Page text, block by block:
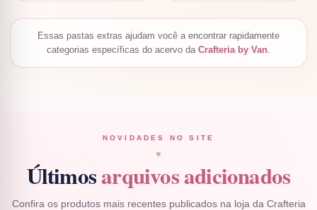
Essas pastas extras ajudam você a encontrar rapidamente
categorias específicas do acervo da Crafteria by Van
NOVIDADES NO SITE
♥
Últimosarquivos adicionados
Confira os produtos mais recentes publicados na loja da Crafteria